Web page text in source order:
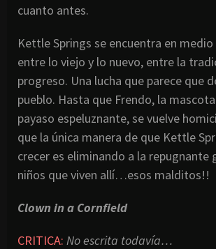
cuanto antes.
Kettle Springs se encuentra en
entre lo viejo y lo nuevo, entre la
progreso. Una lucha que parece que
pueblo. Hasta que Frendo, la
payaso espeluznante, se vuelve
que la única manera de que Kettle
crecer es eliminando a la repugnante
niños que viven allí…esos malditos!!
Clown in a Cornfield
CRITICA: No escrita todavía…